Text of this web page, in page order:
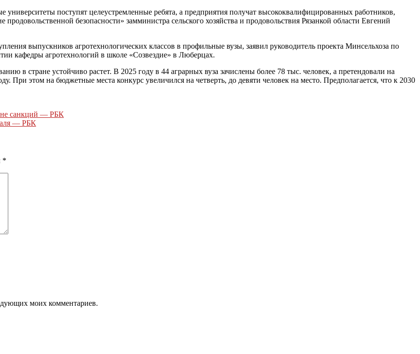
поступят целеустремленные ребята, а предприятия получат высококвалифицированных работников,
безопасности» замминистра сельского хозяйства и продовольствия Рязанкой области Евгений
выпускников агротехнологических классов в профильные вузы, заявил руководитель проекта Минсельхоза по
кафедры агротехнологий в школе «Созвездие» в Люберцах.
в стране устойчиво растет. В 2025 году в 44 аграрных вуза зачислены более 78 тыс. человек, а претендовали на
При этом на бюджетные места конкурс увеличился на четверть, до девяти человек на место. Предполагается, что к 2030
санкций — РБК
— РБК
*
моих комментариев.